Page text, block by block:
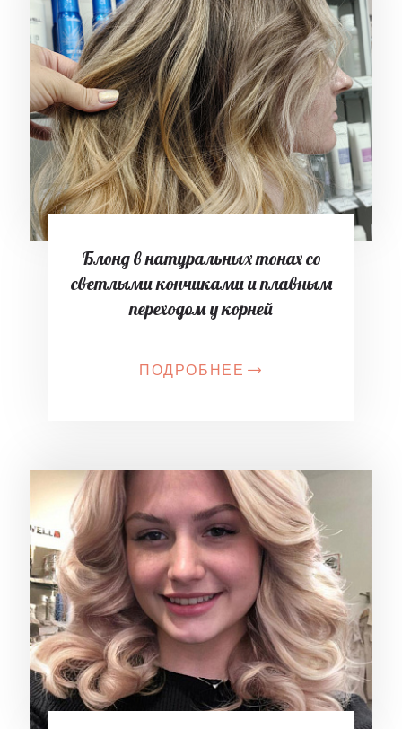
Блонд в натуральных тонах со
светлыми кончиками и плавным
переходом у корней
ПОДРОБНЕЕ